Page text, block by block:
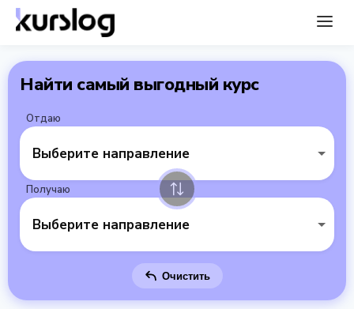
Найти самый выгодный курс
Отдаю
Выберите направление
Получаю
Выберите направление
Очистить